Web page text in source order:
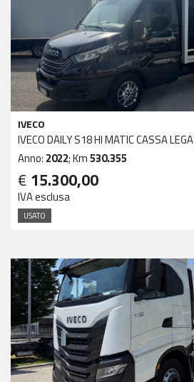
IVECO
IVECO DAILY S18 HI MATIC CASSA LEGA
Anno: 2022; Km530.355
€ 15.300,00
IVA esclusa
USATO